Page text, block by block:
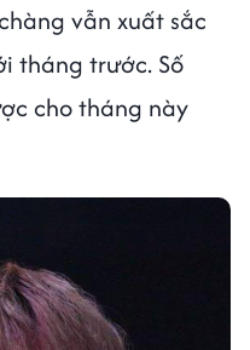
vẫn xuất sắc
tháng trước. Số
cho tháng này